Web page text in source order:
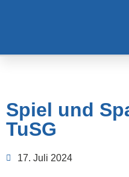
Spiel und
TuSG
17. Juli 2024